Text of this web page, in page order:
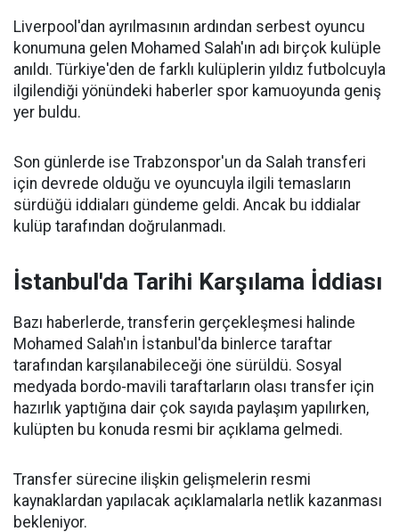
Liverpool'dan ayrılmasının ardından serbest oyuncu
konumuna gelen Mohamed Salah'ın adı birçok kulüple
anıldı. Türkiye'den de farklı kulüplerin yıldız futbolcuyla
ilgilendiği yönündeki haberler spor kamuoyunda geniş
yer buldu.
Son günlerde ise Trabzonspor'un da Salah transferi
için devrede olduğu ve oyuncuyla ilgili temasların
sürdüğü iddiaları gündeme geldi. Ancak bu iddialar
kulüp tarafından doğrulanmadı.
İstanbul'da Tarihi Karşılama İddiası
Bazı haberlerde, transferin gerçekleşmesi halinde
Mohamed Salah'ın İstanbul'da binlerce taraftar
tarafından karşılanabileceği öne sürüldü. Sosyal
medyada bordo-mavili taraftarların olası transfer için
hazırlık yaptığına dair çok sayıda paylaşım yapılırken,
kulüpten bu konuda resmi bir açıklama gelmedi.
Transfer sürecine ilişkin gelişmelerin resmi
kaynaklardan yapılacak açıklamalarla netlik kazanması
bekleniyor.